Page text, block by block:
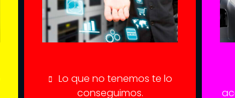
Lo que no tenemos te lo
conseguimos.